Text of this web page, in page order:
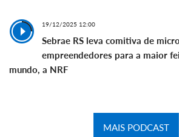
19/12/2025 12:00
Sebrae RS leva comitiva de
empreendedores para a maior
mundo, a NRF
MAIS PODCAST